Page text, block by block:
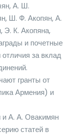
А. Ш.
Ш. Ф. Акопян, А.
К. Акопяна,
и почетные
за вклад
гранты от
Армения) и
и А. А. Овакимян
статей в